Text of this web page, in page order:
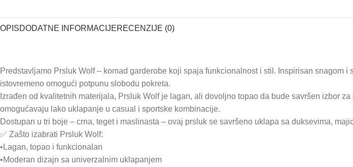
OPISDODATNE INFORMACIJERECENZIJE (0)
Predstavljamo Prsluk Wolf – komad garderobe koji spaja funkcionalnost i stil. Inspirisan snagom
istovremeno omogući potpunu slobodu pokreta.
Izrađen od kvalitetnih materijala, Prsluk Wolf je lagan, ali dovoljno topao da bude savršen izbor
omogućavaju lako uklapanje u casual i sportske kombinacije.
Dostupan u tri boje – crna, teget i maslinasta – ovaj prsluk se savršeno uklapa sa duksevima,
✅ Zašto izabrati Prsluk Wolf:
•Lagan, topao i funkcionalan
•Moderan dizajn sa univerzalnim uklapanjem